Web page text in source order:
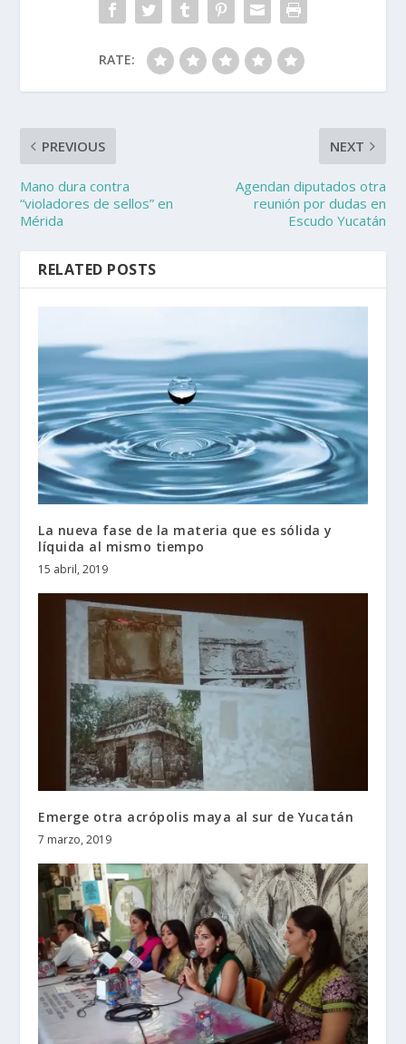
RATE:
PREVIOUS
Mano dura contra
“violadores de sellos” en
Mérida
NEXT
Agendan diputados otra
reunión por dudas en
Escudo Yucatán
RELATED POSTS
La nueva fase de la materia que es sólida y
líquida al mismo tiempo
15 abril, 2019
Emerge otra acrópolis maya al sur de Yucatán
7 marzo, 2019